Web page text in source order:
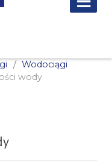
Wodociągi
wody